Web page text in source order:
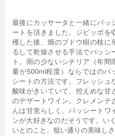
最後にカッサータと一緒にパッ
ートを頂きました。ジビッボを
穫した後、畑のブドウ樹の枝に
るして乾燥させる手法でパッシ
ト。雨の少ないシチリア（年間
量が500ml程度）ならではのパ
シートの方法です。フレッシュ
酸味がきいていて、控えめな甘
のデザートワイン。クレメンテ
んは甘党らしく、パッシートワ
ンが大好きなのだそうです。い
いとのこと。狙い通りの美味しさ